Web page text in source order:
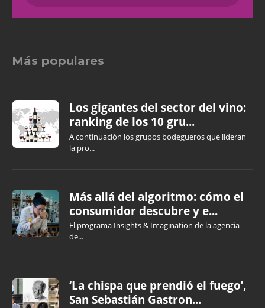
Más populares
Los gigantes del sector del vino:
ranking de los 10 gru...
A continuación los grupos bodegueros que lideran
la pro...
Más allá del algoritmo: cómo el
consumidor descubre y e...
El programa Insights & Imagination de la agencia
de...
‘La chispa que prendió el fuego’,
San Sebastián Gastron...